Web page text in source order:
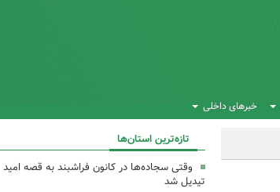
خبرهای داخلی
تازه‌ترین استان‌ها
وقتی سجاده‌ها در کانون فراشبند به قصه امید
تیدیل شد